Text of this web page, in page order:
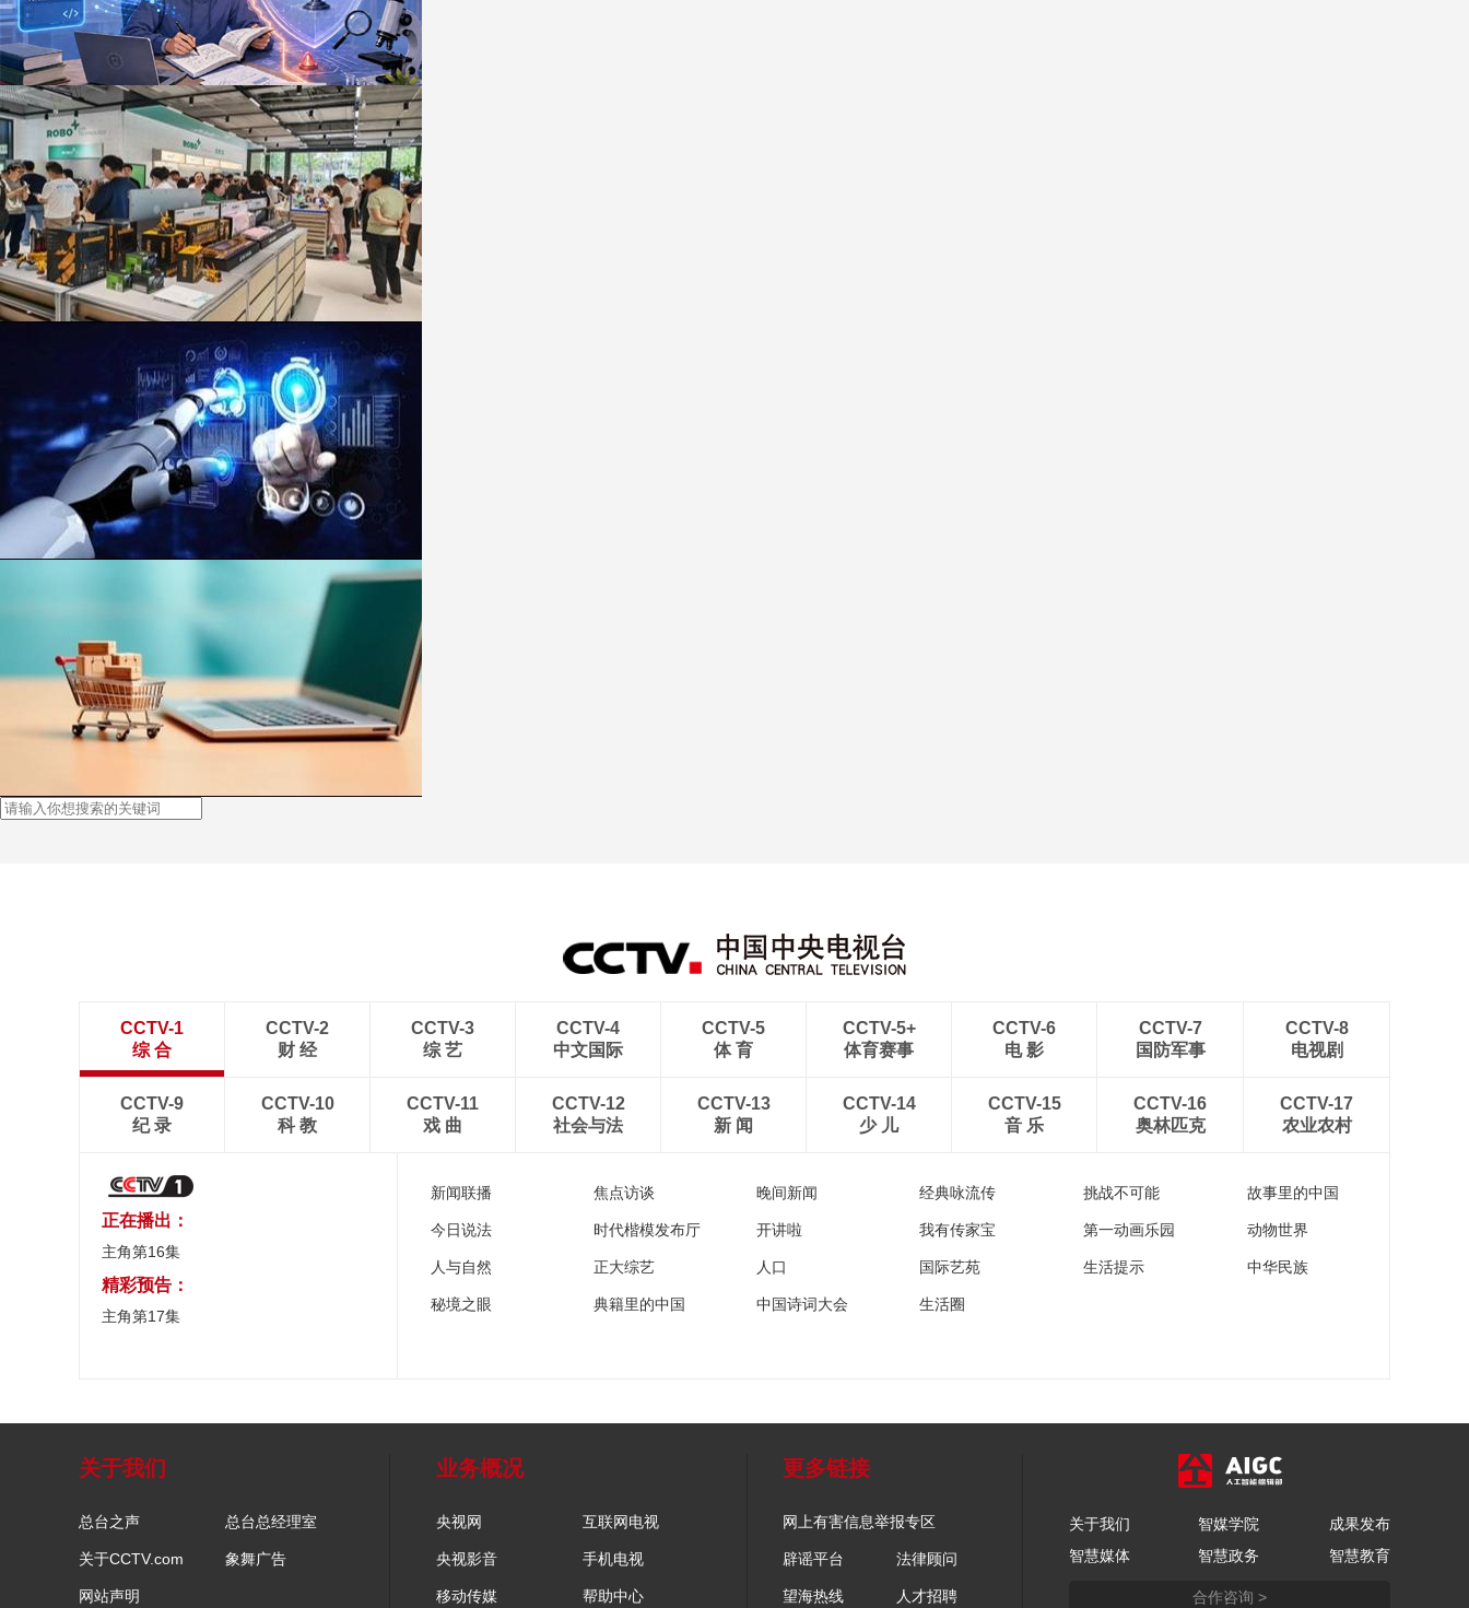
CCTV-1
综 合
CCTV-2
财 经
CCTV-3
综 艺
CCTV-4
中文国际
CCTV-5
体 育
CCTV-5+
体育赛事
CCTV-6
电 影
CCTV-7
国防军事
CCTV-8
电视剧
CCTV-9
纪 录
CCTV-10
科 教
CCTV-11
戏 曲
CCTV-12
社会与法
CCTV-13
新 闻
CCTV-14
少 儿
CCTV-15
音 乐
CCTV-16
奥林匹克
CCTV-17
农业农村
正在播出：
主角第16集
精彩预告：
主角第17集
新闻联播 焦点访谈 晚间新闻 经典咏流传 挑战不可能 故事里的中国
今日说法 时代楷模发布厅 开讲啦 我有传家宝 第一动画乐园 动物世界
人与自然 正大综艺 人口 国际艺苑 生活提示 中华民族
秘境之眼 典籍里的中国 中国诗词大会 生活圈
关于我们
总台之声 总台总经理室
关于CCTV.com 象舞广告
网站声明
业务概况
央视网 互联网电视
央视影音 手机电视
移动传媒 帮助中心
更多链接
网上有害信息举报专区
辟谣平台 法律顾问
望海热线 人才招聘
关于我们 智媒学院
成果发布
智慧媒体
智慧政务 智慧教育
合作咨询 >